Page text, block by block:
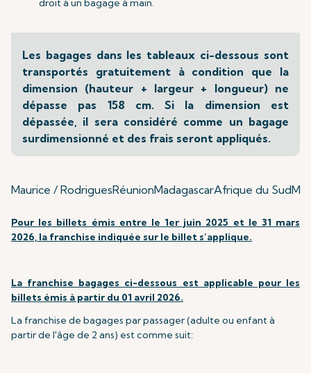
droit à un bagage à main.
Les bagages dans les tableaux ci-dessous sont
transportés gratuitement à condition que la
dimension (hauteur + largeur + longueur) ne
dépasse pas 158 cm. Si la dimension est
dépassée, il sera considéré comme un bagage
surdimensionné et des frais seront appliqués.
Maurice / RodriguesRéunionMadagascarAfrique du Sud
Pour les billets émis entre le 1er juin 2025 et le 31 mars
2026, la franchise indiquée sur le billet s’applique.
La franchise bagages ci-dessous est applicable pour les
billets émis à partir du 01 avril 2026.
La franchise de bagages par passager (adulte ou enfant à
partir de l'âge de 2 ans) est comme suit: